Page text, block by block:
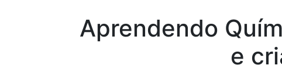
Aprendendo
e